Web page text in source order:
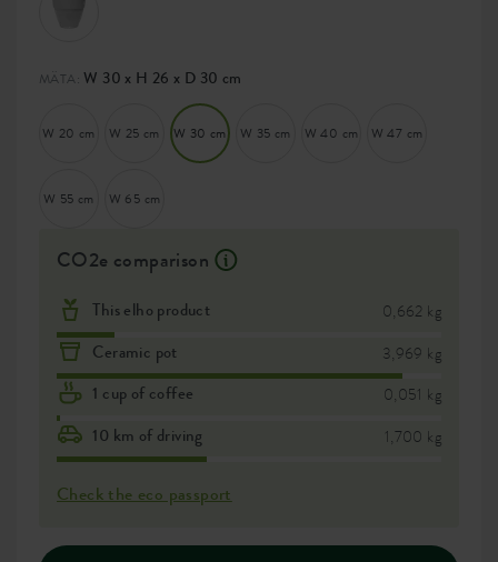
MÄTA: W 30 x H 26 x D 30 cm
W 20 cm W 25 cm W 30 cm W 35 cm W 40 cm W 47 cm
W 55 cm W 65 cm
CO2e comparison
This elho product 0,662 kg
Ceramic pot 3,969 kg
1 cup of coffee 0,051 kg
10 km of driving 1,700 kg
Check the eco passport